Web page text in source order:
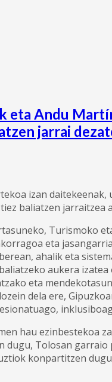
eta Andu
jarrai
izan
baliatzen jarraitzea
Turismoko
eta
ahalik eta
aukera
eta
dela ere,
hau ezinbestekoa
Tolosan
konpartitzen